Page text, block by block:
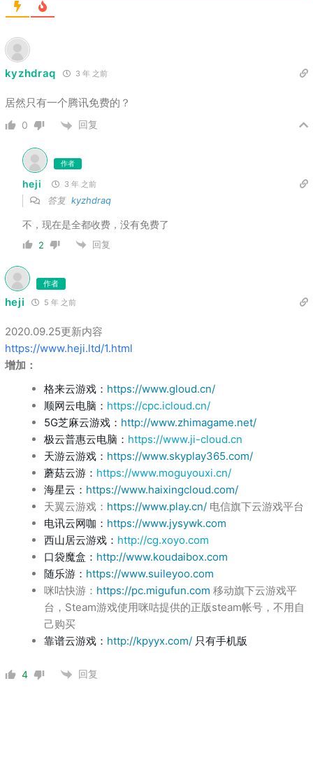
kyzhdraq 3 年 之前
居然只有一个腾讯免费的？
0 回复
作者
heji 3 年 之前
答复 kyzhdraq
不，现在是全都收费，没有免费了
2 回复
作者
heji 5 年 之前
2020.09.25更新内容
https://www.heji.ltd/1.html
增加：
格来云游戏： https://www.gloud.cn/
顺网云电脑： https://cpc.icloud.cn/
5G芝麻云游戏： http://www.zhimagame.net/
极云普惠云电脑： https://www.ji-cloud.cn
天游云游戏： https://www.skyplay365.com/
蘑菇云游： https://www.moguyouxi.cn/
海星云： https://www.haixingcloud.com/
天翼云游戏： https://www.play.cn/电信旗下云游戏平台
电讯云网咖： https://www.jysywk.com
西山居云游戏： http://cg.xoyo.com
口袋魔盒： http://www.koudaibox.com
随乐游： https://www.suileyoo.com
咪咕快游： https://pc.migufun.com 移动旗下云游戏平
台，Steam游戏使用咪咕提供的正版steam帐号，不用自
己购买
靠谱云游戏： http://kpyyx.com/只有手机版
4 回复